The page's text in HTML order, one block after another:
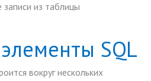
записи из таблицы
SQL
вокруг нескольких